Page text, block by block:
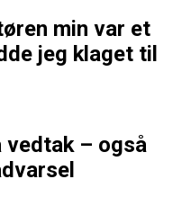
min var et
jeg klaget til
vedtak – også